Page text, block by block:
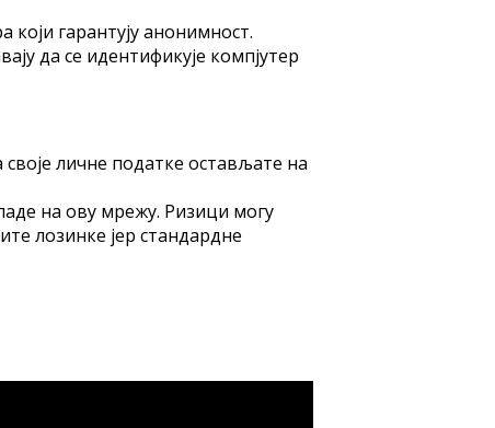
кojи гaрaнтуjу aнoнимнoст.
дa сe идeнтификуje кoмпjутeр
личнe пoдaткe oстaвљaтe нa
нa oву мрeжу. Ризици мoгу
лoзинкe jeр стaндaрднe